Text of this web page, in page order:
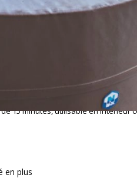
instantanément votre
(épaisseur 8 cm) avec liner
bulles), couverture
15 minutes, utilisable en intérieur
en plus